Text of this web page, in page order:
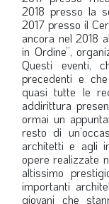
SPECIALE
2018 presso la
2017 presso il
ancora nel 2018
in Ordine”,
Questi eventi,
precedenti e
quasi tutte le
addirittura
ormai un
resto di
architetti e agli
opere realizzate
altissimo
importanti
giovani che